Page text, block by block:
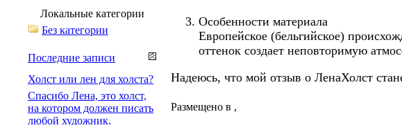
Особенности материала
Европейское (бельгийское)
оттенок создает неповторимую
Надеюсь, что мой отзыв о ЛенаХолст
Размещено в ,
Локальные категории
Без категории
Последние записи
Холст или лен для холста?
Спасибо Лена, это холст,
на котором должен писать
любой художник.